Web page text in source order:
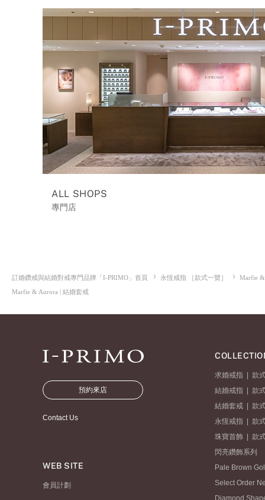
ALL SHOPS
專門店
訂婚鑽戒與結婚對戒專門品牌「I-PRIMO」首頁 永恆戒指 ［款式一覽］
Marfie
Marfie & Aurora | 結婚套戒
預約來店
Contact Us
WEB SITE
會員計劃
求婚戒指
款
結婚戒指
款
結婚套戒
款
永恆戒指
款
珠寶首飾
款
閃亮鑽飾系列
Pale Brown
Select Order